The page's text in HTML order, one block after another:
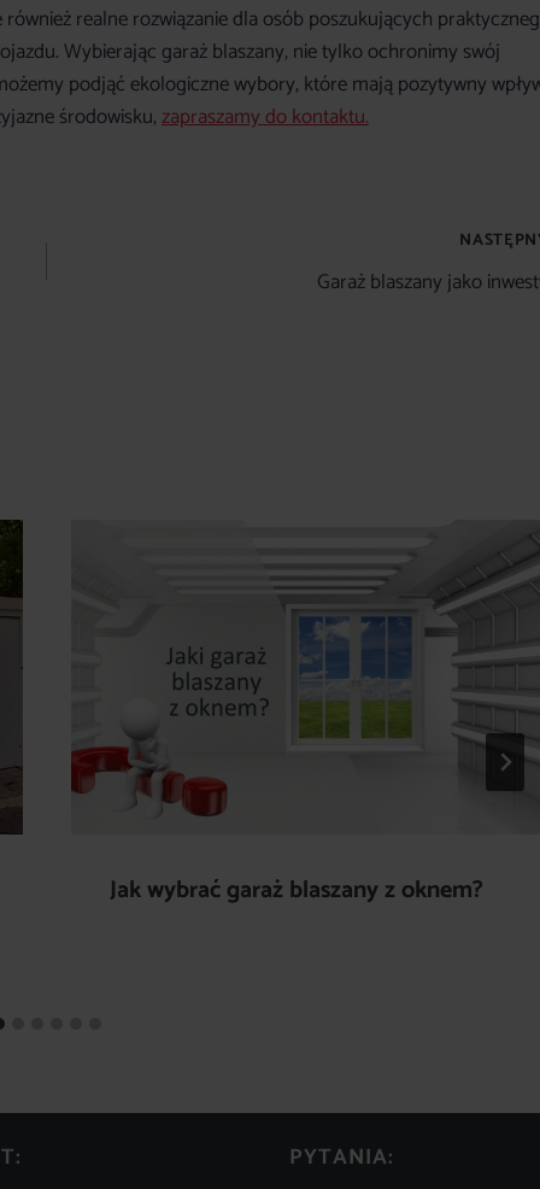
realne rozwiązanie dla osób poszukujących
Wybierając garaż blaszany, nie tylko ochronimy swój
podjąć ekologiczne wybory, które mają pozytywny
środowisku,zapraszamy do kontaktu.
Garaż blaszany jako
Jak wybrać garaż blaszany z oknem?
PYTANIA: